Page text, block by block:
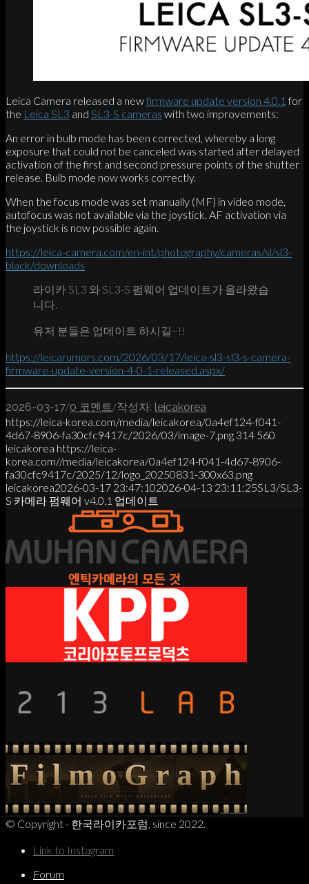
Leica Camera released a newfirmware update version 4.0.1 for
the Leica SL3 and SL3-S cameras with two improvements:
An error in bulb mode has been corrected, whereby a long
exposure that could not be canceled was started after delayed
activation of the first and second pressure points of the shutter
release. Bulb mode now works correctly.
When the focus mode was set manually (MF) in video mode,
autofocus was not available via the joystick. AF activation via
the joystick is now possible again.
https://leica-camera.com/en-int/photography/cameras/sl/sl3-
black/downloads
라이카 SL3 와 SL3-S 펌웨어 업데이트가 올라왔습
니다.
유저 분들은 업데이트 하시길~!!
https://leicarumors.com/2026/03/17/leica-sl3-sl3-s-camera-
firmware-update-version-4-0-1-released.aspx/
2026-03-17/0 코멘트/작성자: leicakorea
https://leica-korea.com/media/leicakorea/0a4ef124-f041-
4d67-8906-fa30cfc9417c/2026/03/image-7.png 314 560
leicakorea https://leica-
korea.com//media/leicakorea/0a4ef124-f041-4d67-8906-
fa30cfc9417c/2025/12/logo_20250831-300x63.png
leicakorea2026-03-17 23:47:102026-04-13 23:11:25SL3/SL3-
S 카메라 펌웨어 v4.0.1 업데이트
© Copyright - 한국라이카포럼, since 2022.
Link to Instagram
Forum